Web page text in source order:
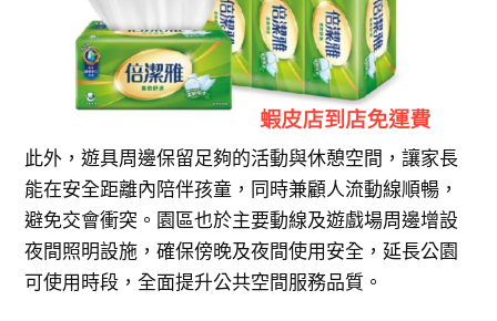
此外，遊具周邊保留足夠的活動與休憩空間，讓家長
能在安全距離內陪伴孩童，同時兼顧人流動線順暢，
避免交會衝突。園區也於主要動線及遊戲場周邊增設
夜間照明設施，確保傍晚及夜間使用安全，延長公園
可使用時段，全面提升公共空間服務品質。